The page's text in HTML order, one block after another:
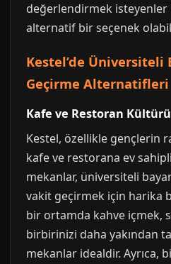
değerlendirmek isteyenler
alternatif bir seçenek
Kestel’de
Geçirme Alternatifleri
Kafe ve Restoran Kültürü
Kestel, özellikle gençlerin
kafe ve restorana ev
mekanlar, üniversiteli
vakit geçirmek için harika
bir ortamda kahve içmek,
birbirinizi daha yakından
mekanlar idealdir. Ayrıca,